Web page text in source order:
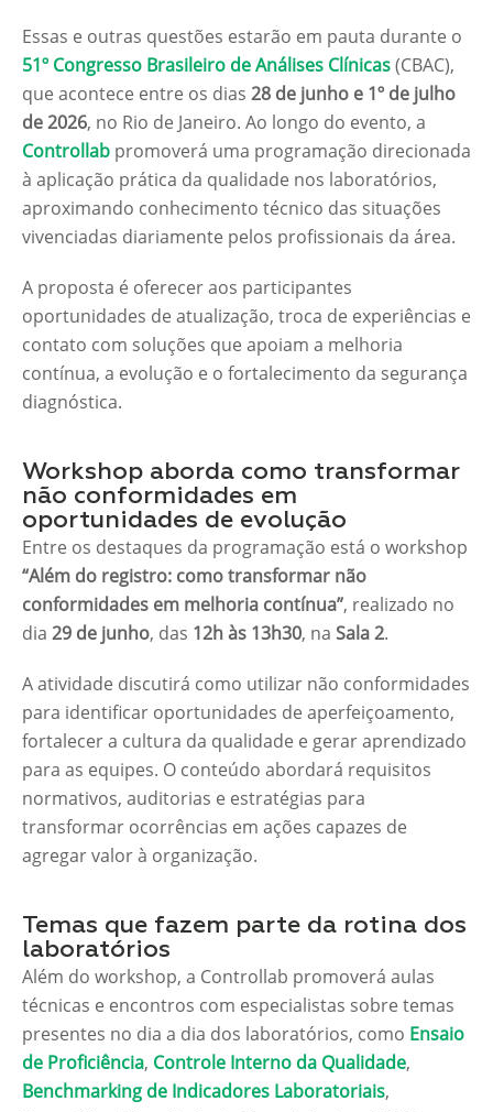
Essas e outras questões estarão em pauta durante o
51º Congresso Brasileiro de Análises Clínicas(CBAC),
que acontece entre os dias 28 de junho e 1º de julho
de 2026, no Rio de Janeiro. Ao longo do evento, a
Controllab promoverá uma programação direcionada
à aplicação prática da qualidade nos laboratórios,
aproximando conhecimento técnico das situações
vivenciadas diariamente pelos profissionais da área.
A proposta é oferecer aos participantes
oportunidades de atualização, troca de experiências e
contato com soluções que apoiam a melhoria
contínua, a evolução e o fortalecimento da segurança
diagnóstica.
Workshop aborda como transformar
não conformidades em
oportunidades de evolução
Entre os destaques da programação está o workshop
“Além do registro: como transformar não
conformidades em melhoria contínua”, realizado no
dia 29 de junho, das 12h às 13h30, na Sala 2.
A atividade discutirá como utilizar não conformidades
para identificar oportunidades de aperfeiçoamento,
fortalecer a cultura da qualidade e gerar aprendizado
para as equipes. O conteúdo abordará requisitos
normativos, auditorias e estratégias para
transformar ocorrências em ações capazes de
agregar valor à organização.
Temas que fazem parte da rotina dos
laboratórios
Além do workshop, a Controllab promoverá aulas
técnicas e encontros com especialistas sobre temas
presentes no dia a dia dos laboratórios, como Ensaio
de Proficiência, Controle Interno da Qualidade,
Benchmarking de Indicadores Laboratoriais,